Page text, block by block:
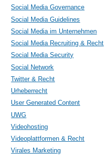
Social Media Governance
Social Media Guidelines
Social Media im Unternehmen
Social Media Recruiting & Recht
Social Media Security
Social Network
Twitter & Recht
Urheberrecht
User Generated Content
UWG
Videohosting
Videoplattformen & Recht
Virales Marketing